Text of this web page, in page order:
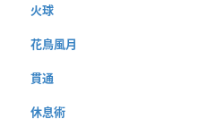
火球
花鳥風月
貫通
休息術